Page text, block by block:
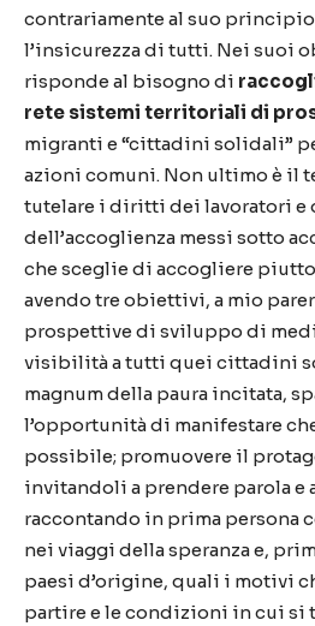
contrariamente al suo
l’insicurezza di tutti. Nei suoi
risponde al bisogno di
rete sistemi territoriali di
migranti e “cittadini solidali”
azioni comuni. Non ultimo è il
tutelare i diritti dei lavoratori e
dell’accoglienza messi sotto
che sceglie di accogliere
avendo tre obiettivi, a mio
prospettive di sviluppo di
visibilità a tutti quei cittadini
magnum della paura incitata,
l’opportunità di manifestare
possibile; promuovere il
invitandoli a prendere parola e
raccontando in prima persona
nei viaggi della speranza e,
paesi d’origine, quali i motivi
partire e le condizioni in cui si